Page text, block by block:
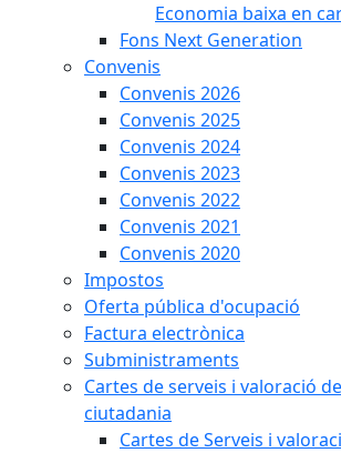
Economia baixa en
Fons Next Generation
Convenis
Convenis 2026
Convenis 2025
Convenis 2024
Convenis 2023
Convenis 2022
Convenis 2021
Convenis 2020
Impostos
Oferta pública d'ocupació
Factura electrònica
Subministraments
Cartes de serveis i valoració
ciutadania
Cartes de Serveis i